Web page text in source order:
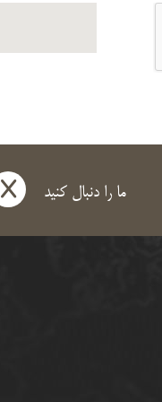
ما را دنبال کنید x